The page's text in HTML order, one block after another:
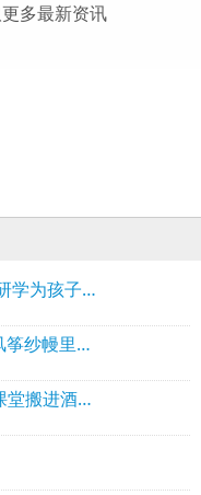
多最新资讯
6天连休！泸州迎来首个春假，花式研学为孩子们打造沉浸式实践课堂
春日限定！老泸州·大河街换新装，风筝纱幔里的浪漫约会
不负春光，“趣”泸州！春假3天，将课堂搬进酒城山水间